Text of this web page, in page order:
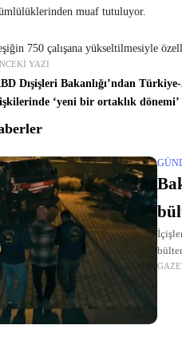
muaf tutuluyor.
750 çalışana yükseltilmesiyle
YAZI
Dışişleri Bakanlığı’ndan
‘yeni bir ortaklık dönemi’